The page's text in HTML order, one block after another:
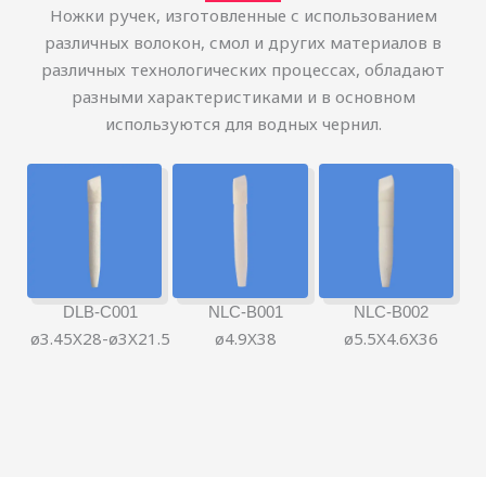
Ножки ручек, изготовленные с использованием
различных волокон, смол и других материалов в
различных технологических процессах, обладают
разными характеристиками и в основном
используются для водных чернил.
DLB-C001
ø3.45X28-ø3X21.5
NLC-B001
ø4.9X38
NLC-B002
ø5.5X4.6X36